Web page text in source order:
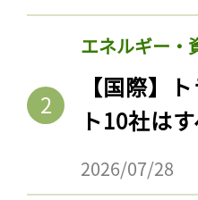
エネルギー・
【国際】
ト10社は
2026/07/28